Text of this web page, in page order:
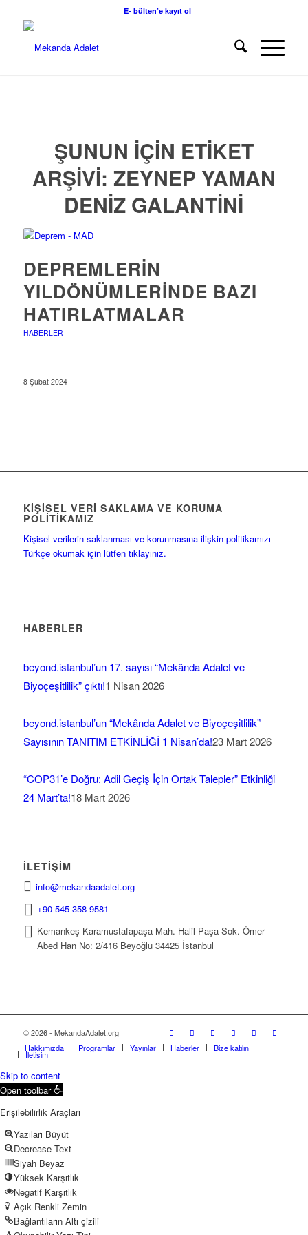
E- bülten’e kayıt ol
ŞUNUN IÇIN ETIKET
ARŞIVI: ZEYNEP YAMAN
DENIZ GALANTINI
DEPREMLERIN
YILDÖNÜMLERINDE BAZI
HATIRLATMALAR
HABERLER
8 Şubat 2024
KIŞISEL VERI SAKLAMA VE KORUMA
POLITIKAMIZ
Kişisel verilerin saklanması ve korunmasına ilişkin politikamızı
Türkçe okumak için lütfen tıklayınız.
HABERLER
beyond.istanbul’un 17. sayısı “Mekânda Adalet ve
Biyoçeşitlilik” çıktı!1 Nisan 2026
beyond.istanbul’un “Mekânda Adalet ve Biyoçeşitlilik”
Sayısının TANITIM ETKİNLİĞİ 1 Nisan’da!23 Mart 2026
“COP31’e Doğru: Adil Geçiş İçin Ortak Talepler” Etkinliği
24 Mart’ta!18 Mart 2026
İLETIŞIM
info@mekandaadalet.org
+90 545 358 9581
Kemankeş Karamustafapaşa Mah. Halil Paşa Sok. Ömer
Abed Han No: 2/416 Beyoğlu 34425 İstanbul
© 2026 - MekandaAdalet.org
Hakkımızda
Programlar Yayınlar Haberler Bize katılın
İletişim
Skip to content
Open toolbar
Erişilebilirlik Araçları
Yazıları Büyüt
Decrease Text
Siyah Beyaz
Yüksek Karşıtlık
Negatif Karşıtlık
Açık Renkli Zemin
Bağlantıların Altı çizili